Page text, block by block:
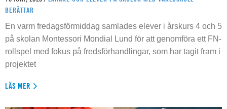
BERÄTTAR
En varm fredagsförmiddag samlades elever i årskurs 4 och 5
på skolan Montessori Mondial Lund för att genomföra ett FN-
rollspel med fokus på fredsförhandlingar, som har tagit fram i
projektet
LÄS MER